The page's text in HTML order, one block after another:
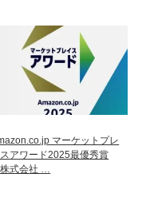
マーケットプレ
アワード2025最優秀賞
株式会社 …